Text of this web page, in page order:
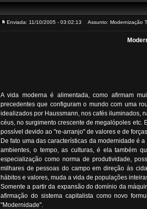
Enviada: 11/10/2005 - 03:02:13 Assunto: Modernização
A vida moderna é alimentada, como afirmam
precedentes que configuram o mundo com uma
idealizados por Haussmann, nos cafés iluminados,
céus, no surgimento crescente de megalópoles etc.
possível devido ao "re-arranjo" de valores e de
De fato uma das características da modernidade é
ambientes, o tempo, as culturas, é ela também
especialização como norma de produtividade,
milhares de pessoas do campo em direção às
hábitos e valores, muda a vida de populações
Somente a partir da expansão do domínio da
afirmação do sistema capitalista como novo
"Modernidade".